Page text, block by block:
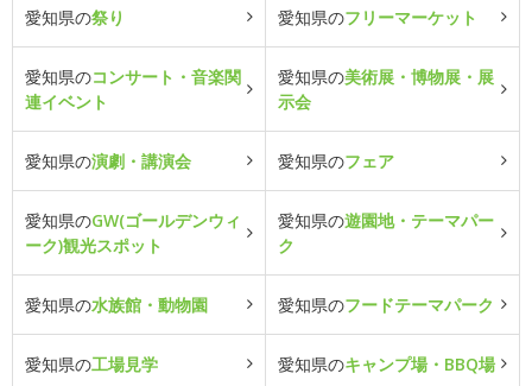
愛知県の祭り 愛知県のフリーマーケット
愛知県のコンサート・音楽関
連イベント
愛知県の美術展・博物展・展
示会
愛知県の演劇・講演会 愛知県のフェア
愛知県のGW(ゴールデンウィ
ーク)観光スポット
愛知県の遊園地・テーマパー
ク
愛知県の水族館・動物園 愛知県のフードテーマパーク
愛知県の工場見学 愛知県のキャンプ場・BBQ場